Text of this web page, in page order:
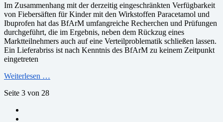
Im Zusammenhang mit der derzeitig eingeschränkten Verfügbarkeit
von Fiebersäften für Kinder mit den Wirkstoffen Paracetamol und
Ibuprofen hat das BfArM umfangreiche Recherchen und Prüfungen
durchgeführt, die im Ergebnis, neben dem Rückzug eines
Marktteilnehmers auch auf eine Verteilproblematik schließen lassen.
Ein Lieferabriss ist nach Kenntnis des BfArM zu keinem Zeitpunkt
eingetreten
Weiterlesen …
Seite 3 von 28